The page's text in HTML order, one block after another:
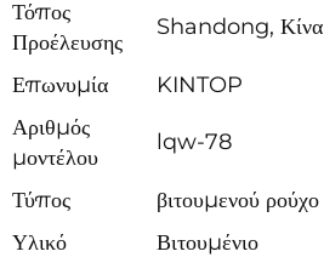
Τόπος
Προέλευσης
Shandong, Κίνα
Επωνυμία
KINTOP
Αριθμός
μοντέλου
lqw-78
Τύπος
βιτουμενού ρούχο
Υλικό
Βιτουμένιο